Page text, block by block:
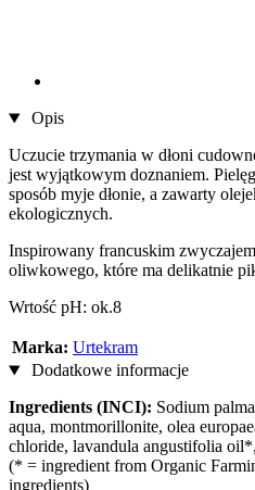
Opis
Uczucie trzymania w dłoni
jest wyjątkowym doznaniem.
sposób myje dłonie, a zawarty
ekologicznych.
Inspirowany francuskim
oliwkowego, które ma delikatnie
Wrtość pH: ok.8
Marka: Urtekram
Dodatkowe informacje
Ingredients (INCI): Sodium
aqua, montmorillonite, olea
chloride, lavandula angustifolia
(* = ingredient from Organic
ingredients)